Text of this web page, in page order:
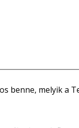
benne, melyik a